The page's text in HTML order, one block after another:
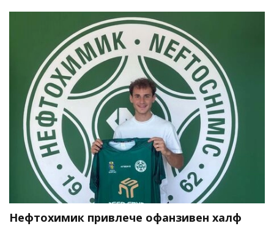
Нефтохимик привлече офанзивен халф